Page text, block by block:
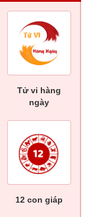
Tử vi hàng
ngày
12 con giáp